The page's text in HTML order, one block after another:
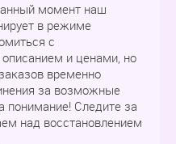
момент наш
в режиме
с
и ценами, но
временно
за возможные
понимание! Следите за
над восстановлением